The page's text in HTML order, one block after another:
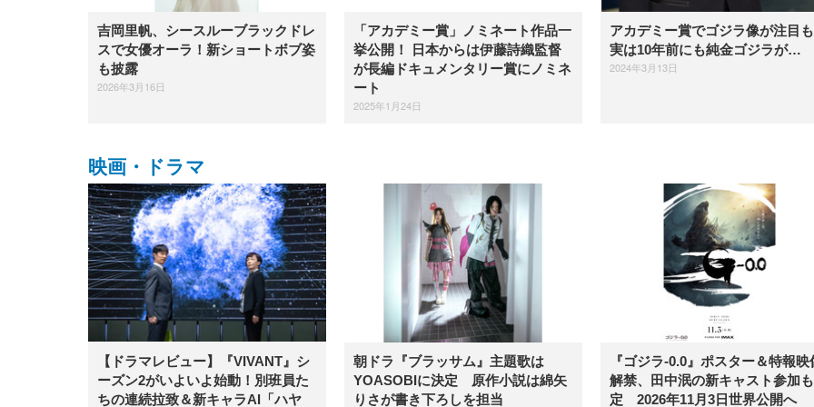
吉岡里帆、シースルーブラックドレ
スで女優オーラ！新ショートボブ姿
も披露
2026年3月16日
「アカデミー賞」ノミネート作品一
挙公開！ 日本からは伊藤詩織監督
が長編ドキュメンタリー賞にノミネ
ート
2025年1月24日
アカデミー賞でゴジラ像が注目も
実は10年前にも純金ゴジラが…
2024年3月13日
映画・ドラマ
【ドラマレビュー】​『VIVANT』シ
ーズン2がいよいよ始動！別班員た
ちの連続拉致＆新キャラAI「ハヤ
朝ドラ『ブラッサム』主題歌は
YOASOBIに決定 原作小説は綿矢
りさが書き下ろしを担当
『ゴジラ-0.0』ポスター＆特報映
解禁、田中泯の新キャスト参加
定 2026年11月3日世界公開へ